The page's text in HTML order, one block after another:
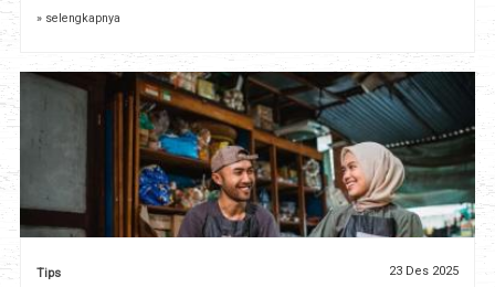
» selengkapnya
Tips 23 Des 2025